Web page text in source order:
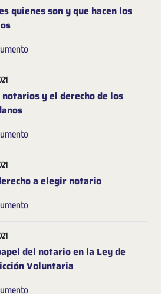
quienes son y que hacen los
y el derecho de los
a elegir notario
del notario en la Ley de
Voluntaria